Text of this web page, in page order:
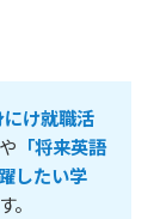
にけ就職活
や 「将来英語
したい学
。